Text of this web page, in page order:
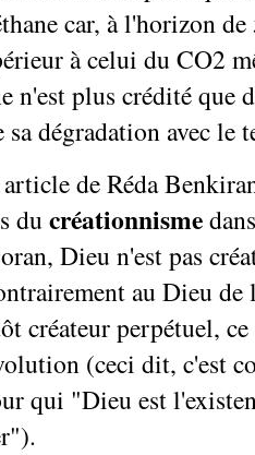
car, à l'horizon
à celui du CO2
n'est plus crédité que
sa dégradation avec le
de Réda
ducréationnisme
Dieu n'est pas
au Dieu de
créateur perpétuel,
(ceci dit, c'est
qui "Dieu est